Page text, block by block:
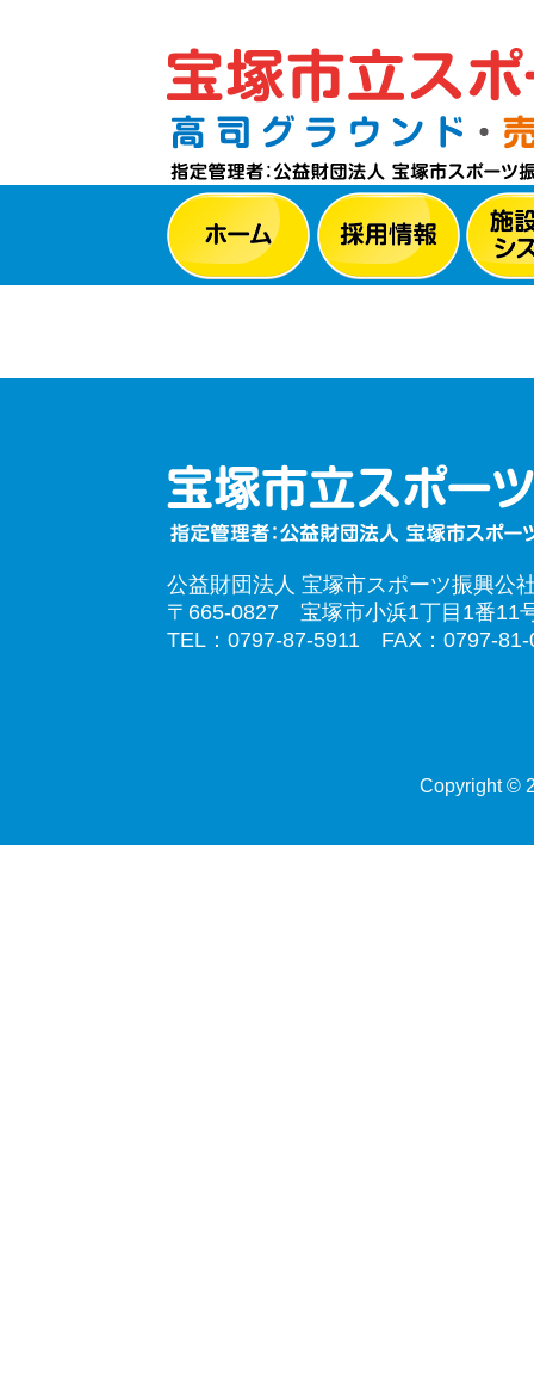
公益財団法人 宝塚市スポーツ振興公
〒665-0827 宝塚市小浜1丁目1番11
TEL：0797-87-5911 FAX：0797-81-
Copyright ©